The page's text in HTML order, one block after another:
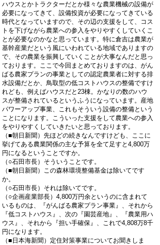
ハウスとかトラクターだとか様々な農業機械の設備が
必要になってきて、設備投資が必要になってきている
時代となっていますので、その辺の支援をして、コス
トを下げながら農業への参入をやりやすくしていくこ
とが必要なのかなと思っています。特に倉吉は農業が
基幹産業だという風にいわれている地域でありますの
で、その農業を振興していくことが大事なんだと思っ
ております。ここで今回まとめておりますのは、がん
ばる農家プランの事業としての認定農業者に対する排
水設備だとか、鳥取型の低コストハウスの整備ですけ
れども、例えばハウスだと23棟。かなりの数のハウ
スが整備されているというふうになっています。産地
パワーアップ事業、これもそういう設備の整備という
ことになります。こういった支援をして農業への参入
をやりやすくしていきたいと思っております。
（■朝日新聞）先ほどの続きなんですけども、ここに
挙げてある農業関係の主な予算を全て足すと4,800万
円になるということですか。
（○石田市長）そういうことです。
（■朝日新聞）この森林環境整備基金は除いてです
か。
（○石田市長）それは除いてです。
（○企画産業部長）4,800万円余というのに含まれて
いるものは、『がんばる農家プラン事業』、それから
『低コストハウス』、次の『園芸産地』、『農業用ハ
ウス』、それから『担い手確保』、これで4,808万8千
円になります。
（■日本海新聞）定住対策事業についてお聞きしま